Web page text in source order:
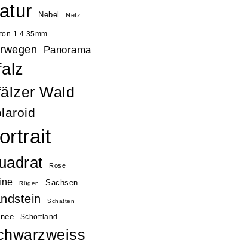
Nebel Netz
1.4 35mm
Panorama
Wald
Rose
Rügen Sachsen
Schatten
Schottland